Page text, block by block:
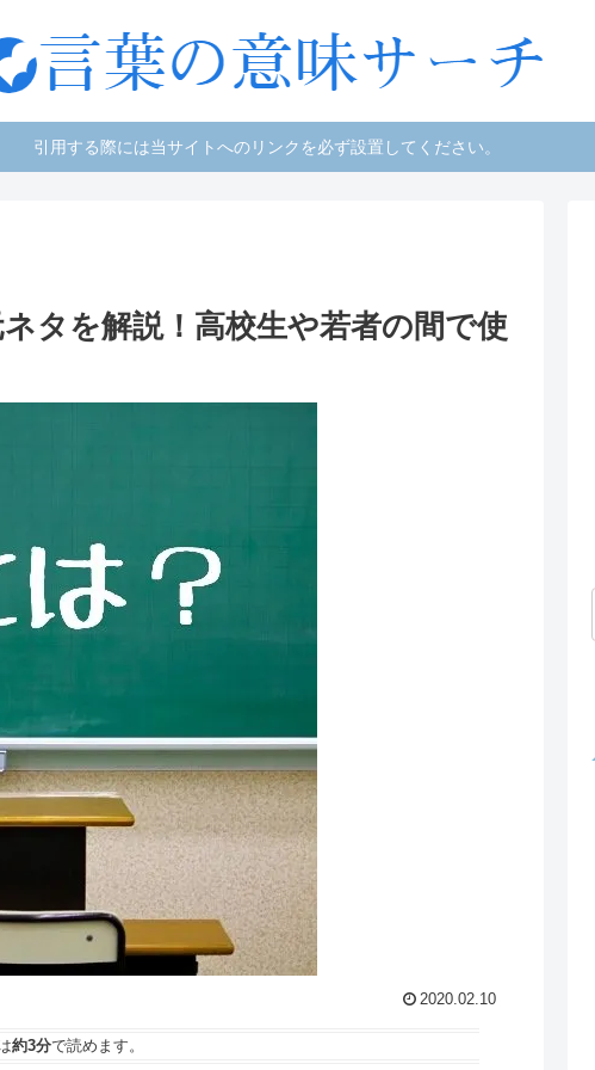
引用する際には当サイトへのリンクを必ず設置してください。
タを解説！高校生や若者の間で使
2020.02.10
約3分で読めます。